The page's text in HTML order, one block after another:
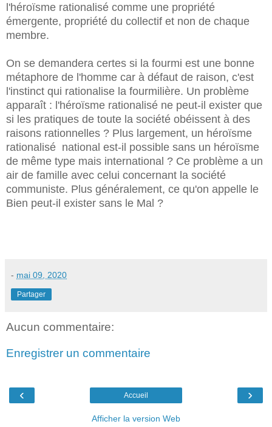
l'héroïsme rationalisé comme une propriété
émergente, propriété du collectif et non de chaque
membre.
On se demandera certes si la fourmi est une bonne
métaphore de l'homme car à défaut de raison, c'est
l'instinct qui rationalise la fourmilière. Un problème
apparaît : l'héroïsme rationalisé ne peut-il exister que
si les pratiques de toute la société obéissent à des
raisons rationnelles ? Plus largement, un héroïsme
rationalisé national est-il possible sans un héroïsme
de même type mais international ? Ce problème a un
air de famille avec celui concernant la société
communiste. Plus généralement, ce qu'on appelle le
Bien peut-il exister sans le Mal ?
- mai 09, 2020
Partager
Aucun commentaire:
Enregistrer un commentaire
‹ ›
Accueil
Afficher la version Web